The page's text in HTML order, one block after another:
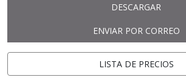
DESCARGAR
ENVIAR POR CORREO
LISTA DE PRECIOS